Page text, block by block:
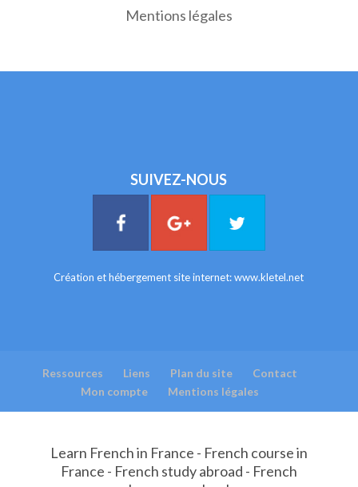
Mentions légales
SUIVEZ-NOUS
Création et hébergement site internet:www.kletel.net
Ressources Liens Plan du site
Contact
Mon compte
Mentions légales
Learn French in France - French course in
France - French study abroad - French